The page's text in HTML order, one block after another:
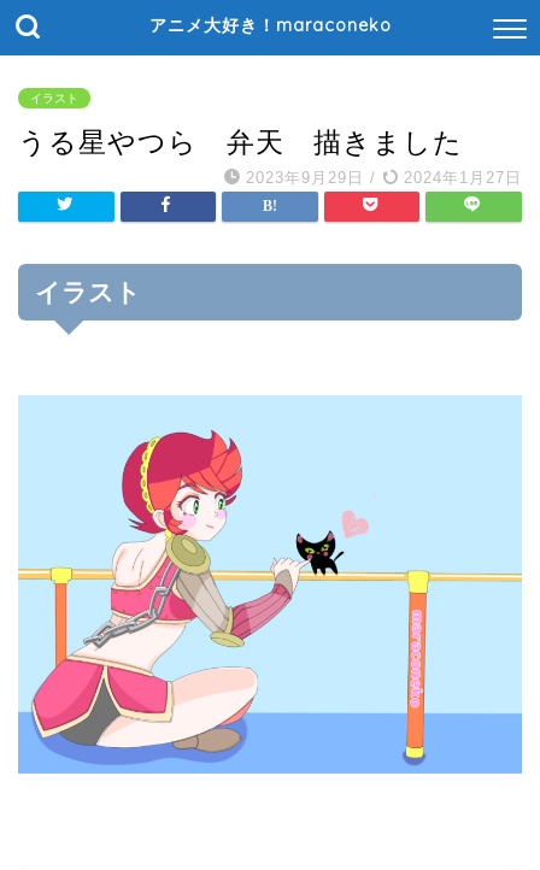
アニメ大好き！maraconeko
イラスト
うる星やつら 弁天 描きました
2023年9月29日 / 2024年1月27日
イラスト